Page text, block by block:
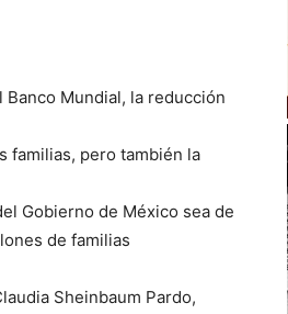
Mundial, la reducción
familias, pero también la
Gobierno de México sea de
de familias
Sheinbaum Pardo,